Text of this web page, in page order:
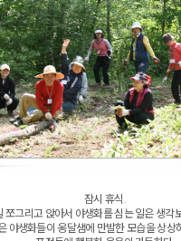
잠시 휴식.
쪼그리고 앉아서 야생화를 심는 일은 생각
야생화들이 옹달샘에 만발한 모습을 상상